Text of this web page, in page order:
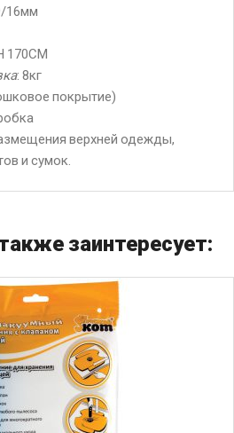
16мм
170CM
: 8кг
покрытие)
верхней одежды,
и сумок.
заинтересует: